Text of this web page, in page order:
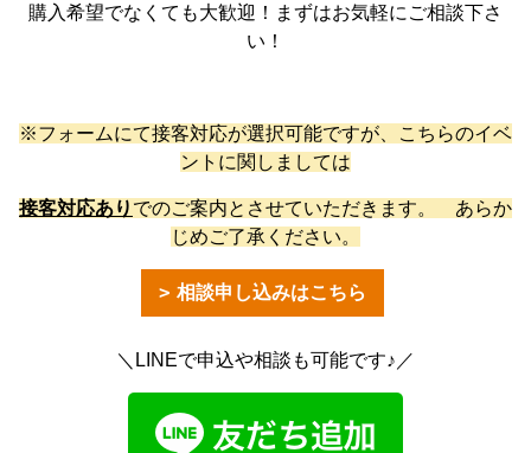
購入希望でなくても大歓迎！まずはお気軽にご相談下さ
い！
※フォームにて接客対応が選択可能ですが、こちらのイベ
ントに関しましては
接客対応あり でのご案内とさせていただきます。 あらか
じめご了承ください。
相談申し込みはこちら
＼LINEで申込や相談も可能です♪／